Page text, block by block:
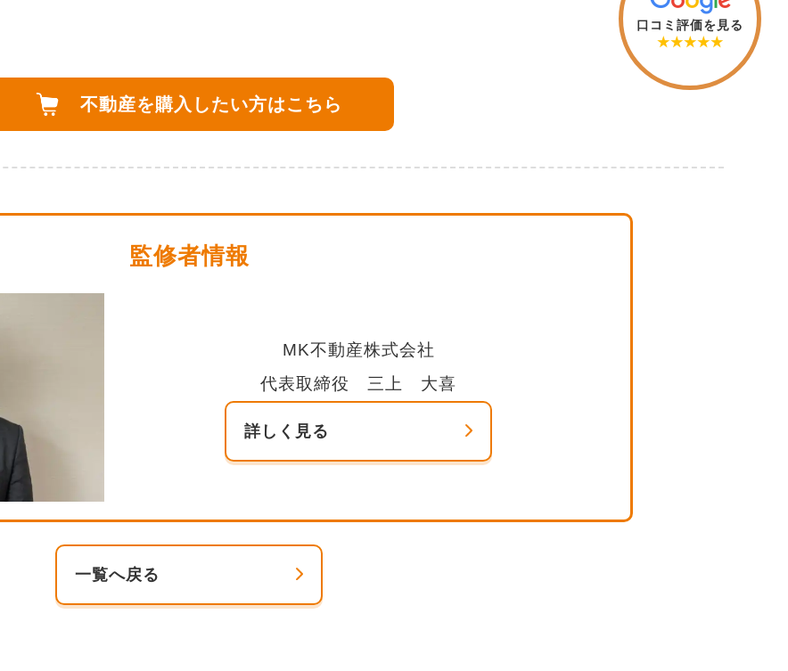
口コミ評価を見る
★★★★★
不動産を購入したい方はこちら
監修者情報
MK不動産株式会社
代表取締役 三上 大喜
詳しく見る
一覧へ戻る